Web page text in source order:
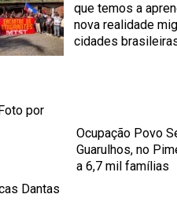
que temos a
nova realidade
cidades
Ocupação Povo
Guarulhos, no
a 6,7 mil famílias